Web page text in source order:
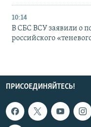
10:14
В СБС ВСУ заявили о
российского
ПРИСОЕДИНЯЙТЕСЬ!